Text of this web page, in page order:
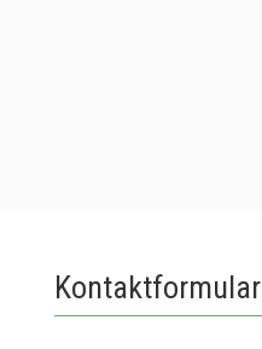
Kontaktformular